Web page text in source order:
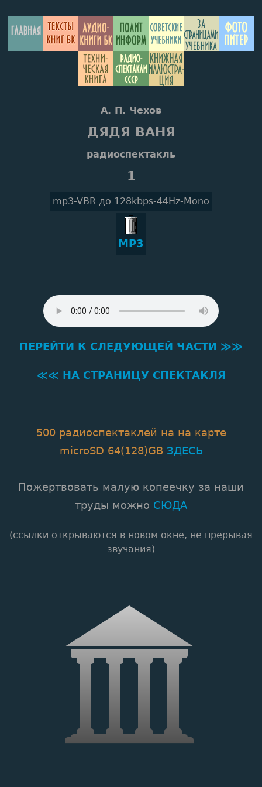
А. П. Чехов
ДЯДЯ ВАНЯ
радиоспектакль
1
mp3-VBR до 128kbps-44Hz-Mono
MP3
ПЕРЕЙТИ К СЛЕДУЮЩЕЙ ЧАСТИ ≫≫
≪≪ НА СТРАНИЦУ СПЕКТАКЛЯ
500 радиоспектаклей на на карте
microSD 64(128)GB ЗДЕСЬ
Пожертвовать малую копеечку за наши
труды можно СЮДА
(ссылки открываются в новом окне, не прерывая
звучания)